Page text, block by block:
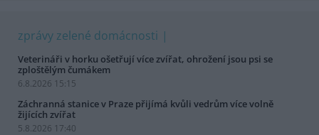
zprávy zelené domácnosti
Veterináři v horku ošetřují více zvířat, ohrožení jsou psi se
zploštělým čumákem
6.8.2026 15:15
Záchranná stanice v Praze přijímá kvůli vedrům více volně
žijících zvířat
5.8.2026 17:40